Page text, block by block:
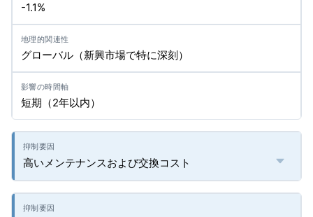
-1.1%
グローバル（新興市場で特に深刻）
短期（2年以内）
高いメンテナンスおよび交換コスト